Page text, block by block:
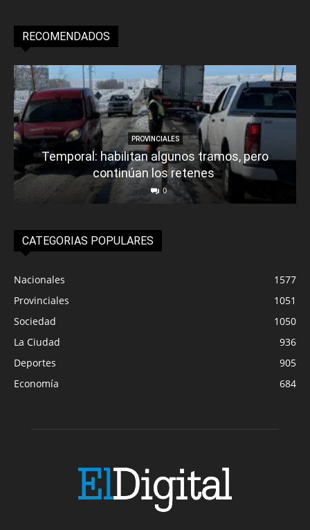
RECOMENDADOS
PROVINCIALES
Temporal: habilitan algunos tramos, pero
continúan los retenes
0
CATEGORIAS POPULARES
Nacionales
1577
Provinciales
1051
Sociedad
1050
La Ciudad
936
Deportes
905
Economía
684